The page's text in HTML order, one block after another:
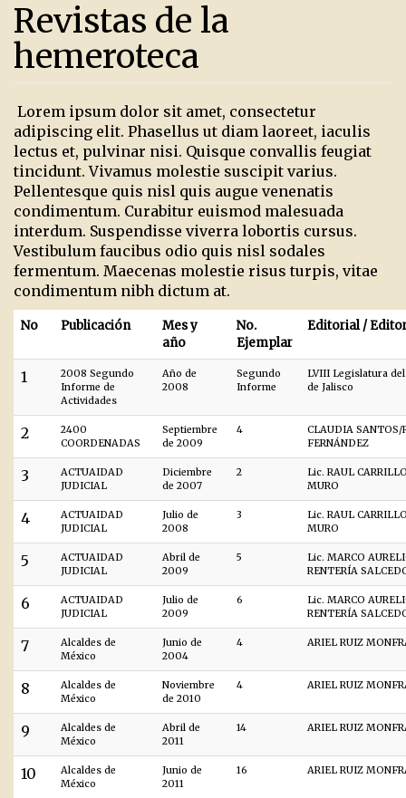
Revistas de la
hemeroteca
Lorem ipsum dolor sit amet, consectetur
adipiscing elit. Phasellus ut diam laoreet, iaculis
lectus et, pulvinar nisi. Quisque convallis feugiat
tincidunt. Vivamus molestie suscipit varius.
Pellentesque quis nisl quis augue venenatis
condimentum. Curabitur euismod malesuada
interdum. Suspendisse viverra lobortis cursus.
Vestibulum faucibus odio quis nisl sodales
fermentum. Maecenas molestie risus turpis, vitae
condimentum nibh dictum at.
No Publicación
Mes y
año
No.
Ejemplar
Editorial /
1
2008 Segundo
Informe de
Actividades
Año de
2008
Segundo
Informe
LVIII Legislatura
de Jalisco
2
2400
COORDENADAS
Septiembre
de 2009
4
CLAUDIA SANTOS/
FERNÁNDEZ
3
ACTUAIDAD
JUDICIAL
Diciembre
de 2007
2
Lic. RAUL
MURO
4
ACTUAIDAD
JUDICIAL
Julio de
2008
3
Lic. RAUL
MURO
5
ACTUAIDAD
JUDICIAL
Abril de
2009
5
Lic. MARCO
RENTERÍA
6
ACTUAIDAD
JUDICIAL
Julio de
2009
6
Lic. MARCO
RENTERÍA
7
Alcaldes de
México
Junio de
2004
4 ARIEL RUIZ
8
Alcaldes de
México
Noviembre
de 2010
4 ARIEL RUIZ
9
Alcaldes de
México
Abril de
2011
14 ARIEL RUIZ
10
Alcaldes de
México
Junio de
2011
16 ARIEL RUIZ